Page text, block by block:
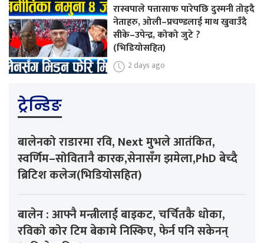
रास्वपाले पत्तासाफ पारेपछि दुस्मनी तोड्दै
नेताहरु, ओली–प्रचण्डलाई माथ खुवाउँदै
सीके–उपेन्द्र, कोको जुटे ?
(भिडियोसहित)
2 days ago
ट्रेन्डिङ
बालेनको राडारमा रवि, Next मुभले आतंकित,
स्वर्णिम–सोवितानै कारक,सेनासँग झमेला,PhD बेच्दै
ब्रिटिश कलेज(भिडियोसहित)
बालेन : आफ्नै मन्त्रीलाई बाइकट, चर्चितकै धोका,
रविको कोर टिम बेकामे निस्किए, फेर्न पनि सकेनन्